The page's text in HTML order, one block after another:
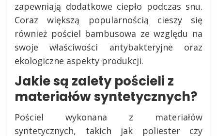
zapewniają dodatkowe ciepło podczas snu.
Coraz większą popularnością cieszy się
również pościel bambusowa ze względu na
swoje właściwości antybakteryjne oraz
ekologiczne aspekty produkcji.
Jakie są zalety pościeli z
materiałów syntetycznych?
Pościel wykonana z materiałów
syntetycznych, takich jak poliester czy